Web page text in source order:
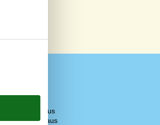
Energiesparhaus
Rauchfreies Haus